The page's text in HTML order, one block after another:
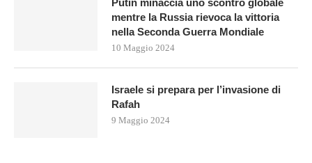
Putin minaccia uno scontro globale
mentre la Russia rievoca la vittoria
nella Seconda Guerra Mondiale
10 Maggio 2024
Israele si prepara per l’invasione di
Rafah
9 Maggio 2024